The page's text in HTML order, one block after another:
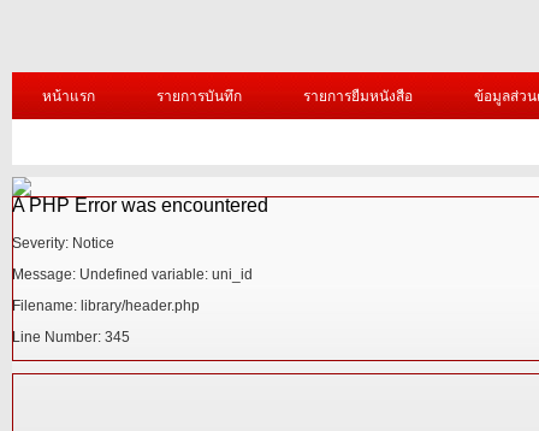
หน้าแรก รายการบันทึก รายการยืมหนังสือ ข้อมูลส่ว